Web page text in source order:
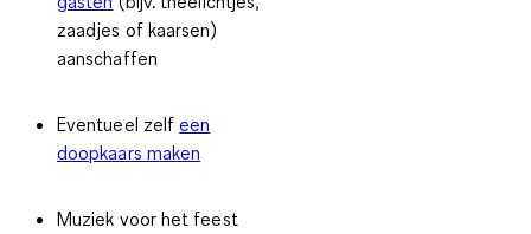
zaadjes of kaarsen)
aanschaffen
Eventueel zelfeen
doopkaars maken
Muziek voor het feest